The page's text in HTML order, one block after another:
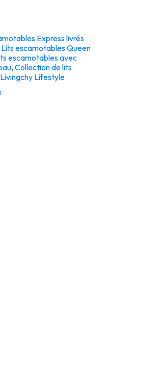
Express livrés
Lits escamotables Queen
escamotables avec
, Collection de lits
Lifestyle